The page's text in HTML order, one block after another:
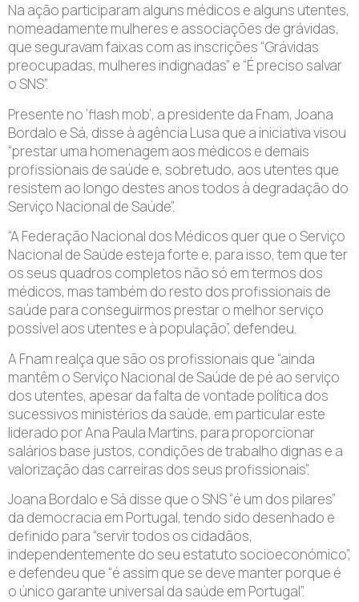
Na ação participaram alguns médicos e alguns utentes,
nomeadamente mulheres e associações de grávidas,
que seguravam faixas com as inscrições “Grávidas
preocupadas, mulheres indignadas” e “É preciso salvar
o SNS”.
Presente no ‘flash mob’, a presidente da Fnam, Joana
Bordalo e Sá, disse à agência Lusa que a iniciativa visou
“prestar uma homenagem aos médicos e demais
profissionais de saúde e, sobretudo, aos utentes que
resistem ao longo destes anos todos à degradação do
Serviço Nacional de Saúde”.
“A Federação Nacional dos Médicos quer que o Serviço
Nacional de Saúde esteja forte e, para isso, tem que ter
os seus quadros completos não só em termos dos
médicos, mas também do resto dos profissionais de
saúde para conseguirmos prestar o melhor serviço
possível aos utentes e à população”, defendeu.
A Fnam realça que são os profissionais que “ainda
mantêm o Serviço Nacional de Saúde de pé ao serviço
dos utentes, apesar da falta de vontade política dos
sucessivos ministérios da saúde, em particular este
liderado por Ana Paula Martins, para proporcionar
salários base justos, condições de trabalho dignas e a
valorização das carreiras dos seus profissionais”.
Joana Bordalo e Sá disse que o SNS “é um dos pilares”
da democracia em Portugal, tendo sido desenhado e
definido para “servir todos os cidadãos,
independentemente do seu estatuto socioeconómico”,
e defendeu que “é assim que se deve manter porque é
o único garante universal da saúde em Portugal”.